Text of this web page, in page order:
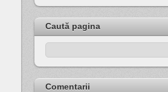
Caută pagina
Comentarii